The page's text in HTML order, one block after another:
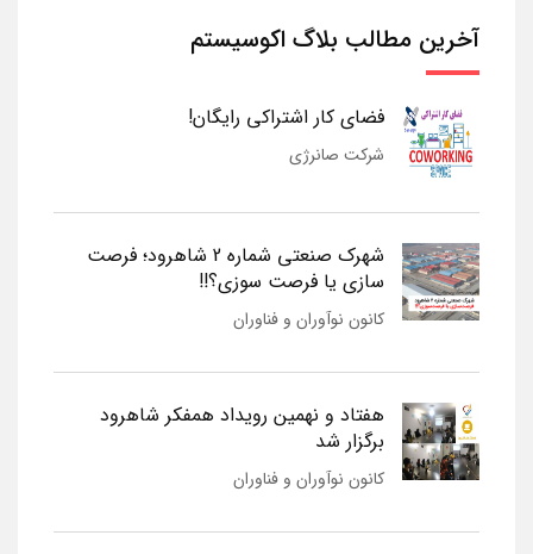
آخرین مطالب بلاگ اکوسیستم
فضای کار اشتراکی رایگان!
شرکت صانرژی
شهرک صنعتی شماره 2 شاهرود؛ فرصت
سازی یا فرصت سوزی؟!!
کانون نوآوران و فناوران
هفتاد و نهمین رویداد همفکر شاهرود
برگزار شد
کانون نوآوران و فناوران